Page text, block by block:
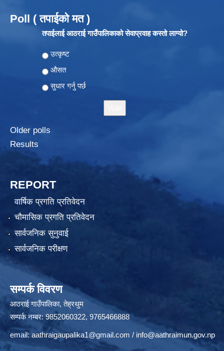
Poll ( तपाईको मत )
तपाईलाई आठराई गाउँपालिकाको सेवाप्रवाह कस्तो लाग्यो?
Choices
उत्कृष्ट
औसत
सुधार गर्नु पर्छ
Older polls
Results
REPORT
वार्षिक प्रगति प्रतिवेदन
चौमासिक प्रगति प्रतिवेदन
सार्वजनिक सुनुवाई
सार्वजनिक परीक्षण
सम्पर्क विवरण
आठराई गाउँपालिका, तेह्रथुम
सम्पर्क नम्बर: 9852060322, 9765466888
email: aathraigaupalika1@gmail.com / info@aathraimun.gov.np